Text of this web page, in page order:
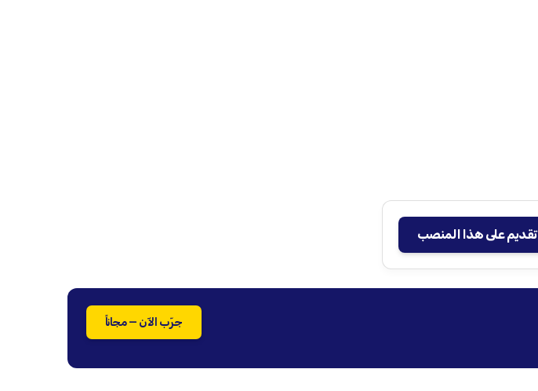
تقديم على هذا المنصب
جرّب الآن — مجاناً